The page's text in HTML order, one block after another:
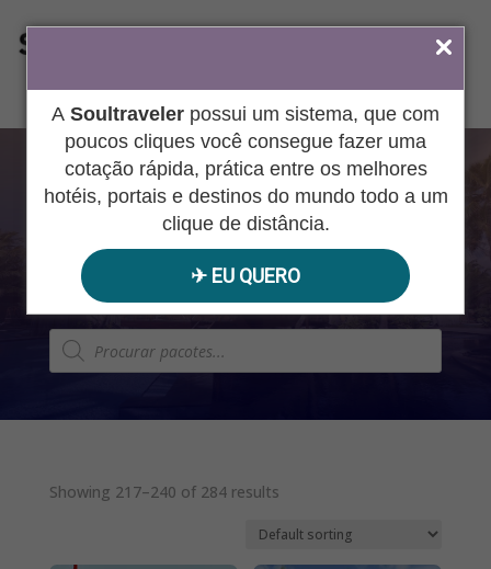
A Soultraveler possui um sistema, que com
poucos cliques você consegue fazer uma
cotação rápida, prática entre os melhores
hotéis, portais e destinos do mundo todo a um
clique de distância.
✈︎ EU QUERO
ÁREA DO AGENTE
SOULTRAVELE
R
Pesquisar
produtos
Showing 217–240 of 284 results